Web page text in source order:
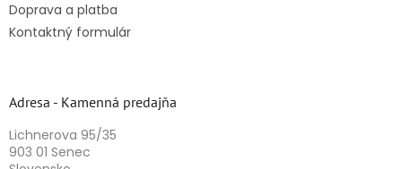
Doprava a platba
Kontaktný formulár
Adresa - Kamenná predajňa
Lichnerova 95/35
903 01 Senec